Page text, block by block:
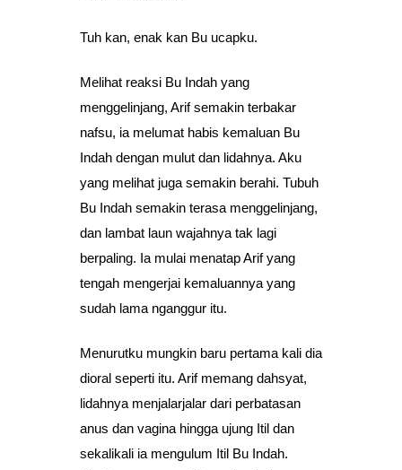
Tuh kan, enak kan Bu ucapku.
Melihat reaksi Bu Indah yang
menggelinjang, Arif semakin terbakar
nafsu, ia melumat habis kemaluan Bu
Indah dengan mulut dan lidahnya. Aku
yang melihat juga semakin berahi. Tubuh
Bu Indah semakin terasa menggelinjang,
dan lambat laun wajahnya tak lagi
berpaling. Ia mulai menatap Arif yang
tengah mengerjai kemaluannya yang
sudah lama nganggur itu.
Menurutku mungkin baru pertama kali dia
dioral seperti itu. Arif memang dahsyat,
lidahnya menjalarjalar dari perbatasan
anus dan vagina hingga ujung Itil dan
sekalikali ia mengulum Itil Bu Indah.